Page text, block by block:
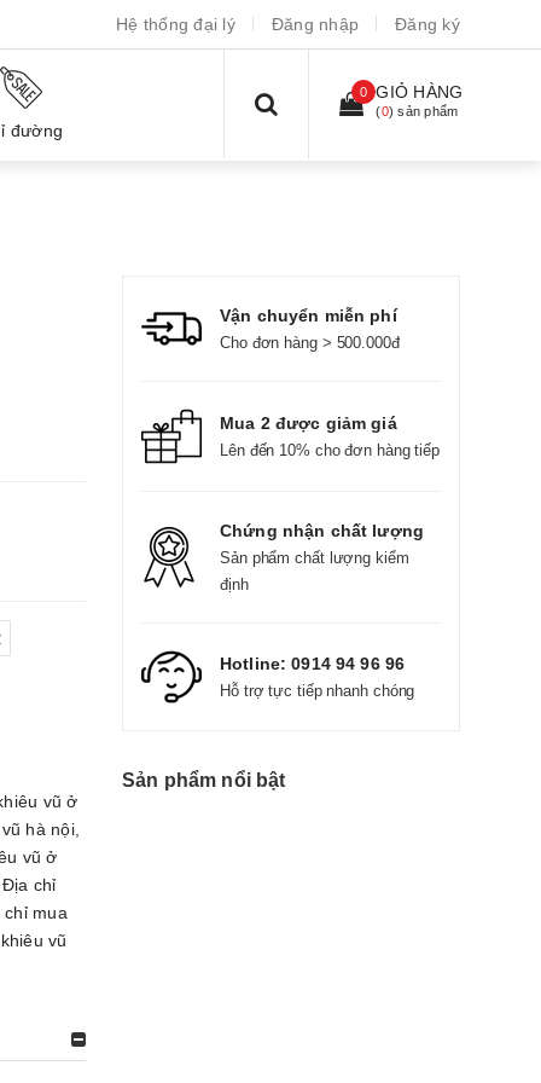
Hệ thống đại lý Đăng nhập Đăng ký
đường
0 GIỎ HÀNG
(0) sản phẩm
vũ ở
hà nội,
vũ ở
Địa chỉ
mua
vũ
Vận chuyển miễn phí
Cho đơn hàng > 500.000đ
Mua 2 được giảm giá
Lên đến 10% cho đơn hàng tiếp
Chứng nhận chất lượng
Sản phẩm chất lượng kiểm
định
Hotline:0914 94 96 96
Hỗ trợ tực tiếp nhanh chóng
Sản phẩm nổi bật